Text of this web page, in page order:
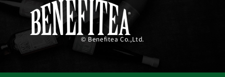
© Benefitea Co.,Ltd.